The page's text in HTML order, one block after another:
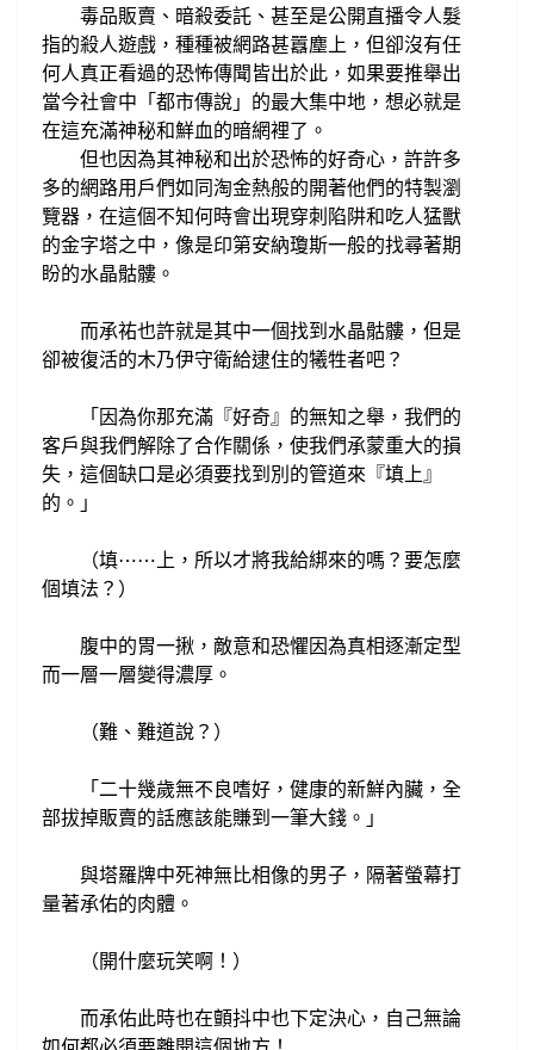
毒品販賣、暗殺委託、甚至是公開直播令人髮
指的殺人遊戲，種種被網路甚囂塵上，但卻沒有任
何人真正看過的恐怖傳聞皆出於此 ，如果要推舉出
當今社會中 「都市傳說」的最大集中地，想必就是
在這充滿神秘和鮮血的暗網裡了。
但也因為其神秘和出於恐怖的好奇心，許許多
多的網路用戶們如同淘金熱般的開著他們的特製瀏
覽器，在這個不知何時會出現穿刺陷阱和吃人猛獸
的金字塔之中，像是印第安納瓊斯一般的找尋著期
盼的水晶骷髏。
而承祐也許就是其中一個找到水晶骷髏，但是
卻被復活的木乃伊守衛給逮住的犧牲者吧？
「因為你那充滿『好奇』的無知之舉，我們的
客戶與我們解除了合作關係， 使我們承蒙重大的損
失，這個缺口是必須要找到別的管道來『填上』
的。 」
（填⋯⋯上 ，所以才將我給綁來的嗎？要怎麼
個填法？ ）
腹中的胃一揪， 敵意和恐懼因為真相逐漸定型
而一層一層變得濃厚。
（難、難道說？）
「 二十幾歲無不良嗜好， 健康的新鮮內臟，全
部拔掉販賣的話應該能賺到一筆大錢。 」
與塔羅牌中死神無比相像的男子，隔著螢幕打
量著承佑的肉體。
（開什麼玩笑啊！）
而承佑此時也在顫抖中也下定決心，自己無論